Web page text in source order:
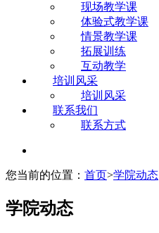
现场教学课
体验式教学课
情景教学课
拓展训练
互动教学
培训风采
培训风采
联系我们
联系方式
您当前的位置： 首页>学院动态
学院动态